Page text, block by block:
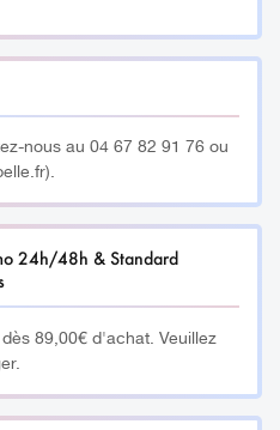
insaturés, cette huile a un
obstruer les pores grâce
et fatiguées
cutanée
BIO
FAIR FOR LIFE
les peaux sensibles
élasticité,
nous au 04 67 82 91 76 ou
24h/48h & Standard
89,00€ d'achat. Veuillez